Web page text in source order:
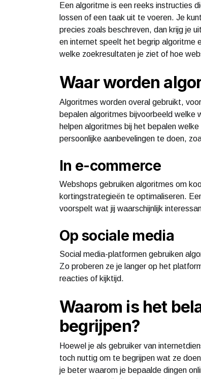
Een algoritme is een reeks instructies
lossen of een taak uit te voeren. Je
precies zoals beschreven, dan krijg je
en internet speelt het begrip algoritme
welke zoekresultaten je ziet of hoe
Waar worden
Algoritmes worden overal gebruikt,
bepalen algoritmes bijvoorbeeld welke
helpen algoritmes bij het bepalen
persoonlijke aanbevelingen te doen,
In e-commerce
Webshops gebruiken algoritmes om
kortingstrategieën te optimaliseren.
voorspelt wat jij waarschijnlijk
Op sociale media
Social media-platformen gebruiken
Zo proberen ze je langer op het
reacties of kijktijd.
Waarom is het
begrijpen?
Hoewel je als gebruiker van
toch nuttig om te begrijpen wat ze
je beter waarom je bepaalde dingen